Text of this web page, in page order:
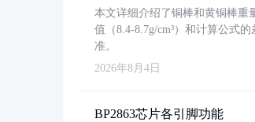
本文详细介绍了铜棒和黄铜棒重
值（8.4-8.7g/cm³）和计算公式
准。
2026年8月4日
BP2863芯片各引脚功能